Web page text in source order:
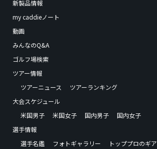
新製品情報
my caddieノート
動画
みんなのQ&A
ゴルフ場検索
ツアー情報
ツアーニュース
ツアーランキング
大会スケジュール
米国男子
米国女子 国内男子
国内女子
選手情報
選手名鑑
フォトギャラリー トッププロのギ